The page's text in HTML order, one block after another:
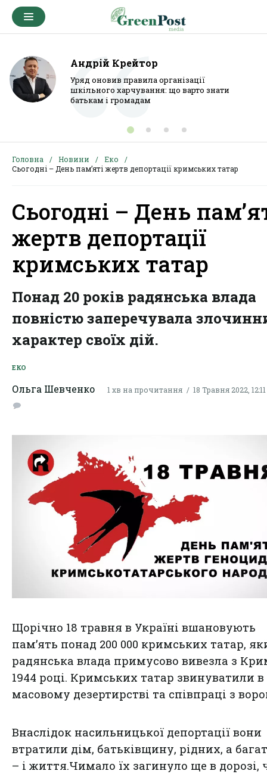
Андрій Крейтор
Уряд оновив правила організації
шкільного харчування: що варто знати
батькам і громадам
Головна Новини
Еко
Сьогодні – День пам’яті жертв депортації кримських татар
Сьогодні – День
жертв депортації
кримських татар
Понад 20 років радянська влада
повністю заперечувала
характер своїх дій.
ЕКО
Ольга Шевченко 1 хв на прочитання 18 Травня 2022, 12:11
Щорічно 18 травня в Україні вшановують
пам’ять понад 200 000 кримських татар,
радянська влада примусово вивезла з
1944 році. Кримських татар звинуватили в
масовому дезертирстві та співпраці з
Внаслідок насильницької депортації вони
втратили дім, батьківщину, рідних, а
– і життя.Чимало їх загинуло ще в дорозі,